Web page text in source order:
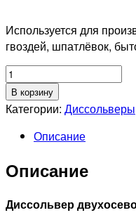
Используется для
гвоздей, шпатлёвок,
Количество
товара
Диссольвер
PRO-
G
В корзину
Категории: Диссольверы
Описание
Описание
Диссольвер